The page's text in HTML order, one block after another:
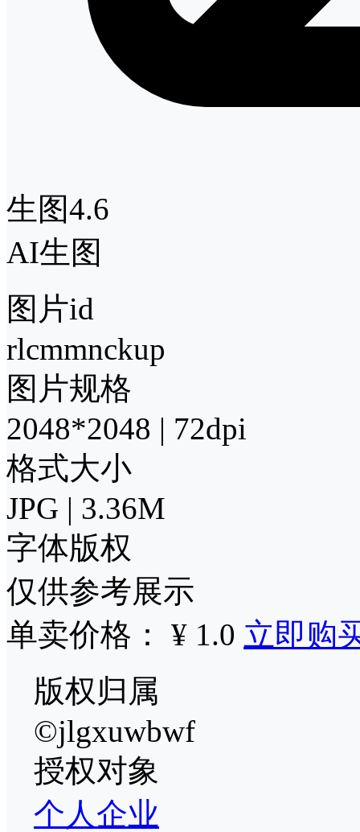
生图4.6
AI生图
图片id
rlcmmnckup
图片规格
2048*2048 | 72dpi
格式大小
JPG | 3.36M
字体版权
仅供参考展示
单卖价格： ¥ 1.0 立即购
版权归属
©jlgxuwbwf
授权对象
个人企业